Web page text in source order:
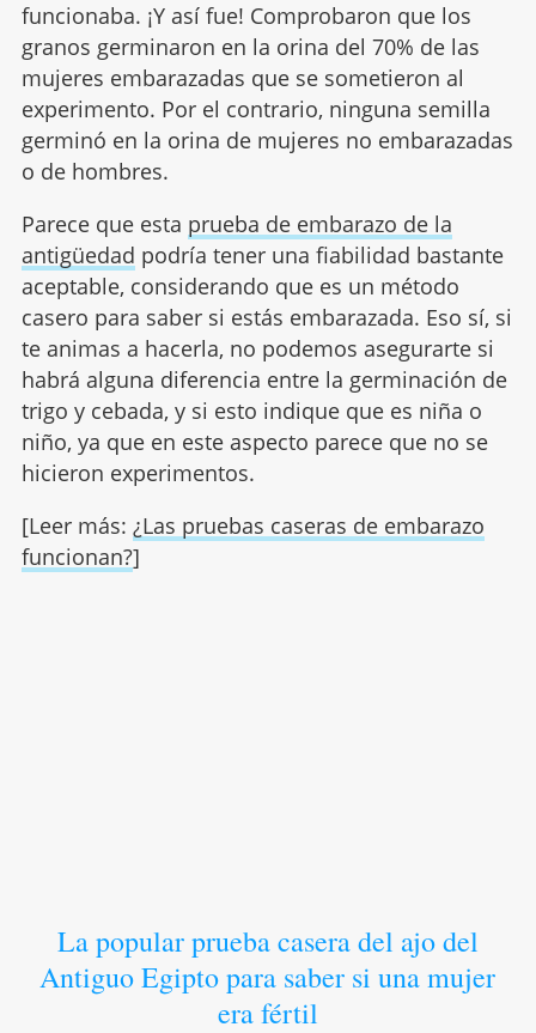
funcionaba. ¡Y así fue! Comprobaron que los
granos germinaron en la orina del 70% de las
mujeres embarazadas que se sometieron al
experimento. Por el contrario, ninguna semilla
germinó en la orina de mujeres no embarazadas
o de hombres.
Parece que esta prueba de embarazo de la
antigüedad podría tener una fiabilidad bastante
aceptable, considerando que es un método
casero para saber si estás embarazada. Eso sí, si
te animas a hacerla, no podemos asegurarte si
habrá alguna diferencia entre la germinación de
trigo y cebada, y si esto indique que es niña o
niño, ya que en este aspecto parece que no se
hicieron experimentos.
[Leer más: ¿Las pruebas caseras de embarazo
funcionan?]
La popular prueba casera del ajo del
Antiguo Egipto para saber si una mujer
era fértil